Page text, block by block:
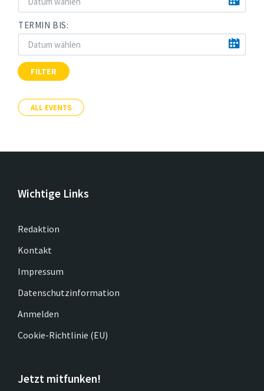
TERMIN BIS:
FILTER
ALL EVENTS
Wichtige Links
Redaktion
Kontakt
Impressum
Datenschutzinformation
Anmelden
Cookie-Richtlinie (EU)
Jetzt mitfunken!